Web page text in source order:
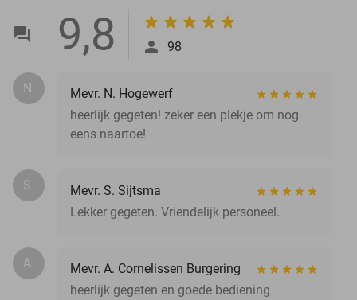
9,8 98
N.
Mevr. N. Hogewerf
heerlijk gegeten! zeker een plekje om nog
eens naartoe!
S.
Mevr. S. Sijtsma
Lekker gegeten. Vriendelijk personeel.
A.
Mevr. A. Cornelissen Burgering
heerlijk gegeten en goede bediening